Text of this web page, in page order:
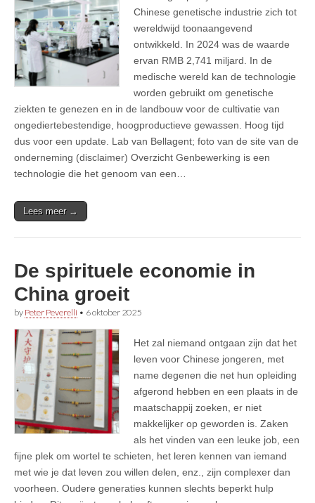
Chinese genetische industrie zich tot
wereldwijd toonaangevend
ontwikkeld. In 2024 was de waarde
ervan RMB 2,741 miljard. In de
medische wereld kan de technologie
worden gebruikt om genetische
ziekten te genezen en in de landbouw voor de cultivatie van
ongediertebestendige, hoogproductieve gewassen. Hoog tijd
dus voor een update. Lab van Bellagent; foto van de site van de
onderneming (disclaimer) Overzicht Genbewerking is een
technologie die het genoom van een…
Lees meer →
De spirituele economie in
China groeit
by Peter Peverelli • 6 oktober 2025
Het zal niemand ontgaan zijn dat het
leven voor Chinese jongeren, met
name degenen die net hun opleiding
afgerond hebben en een plaats in de
maatschappij zoeken, er niet
makkelijker op geworden is. Zaken
als het vinden van een leuke job, een
fijne plek om wortel te schieten, het leren kennen van iemand
met wie je dat leven zou willen delen, enz., zijn complexer dan
voorheen. Oudere generaties kunnen slechts beperkt hulp